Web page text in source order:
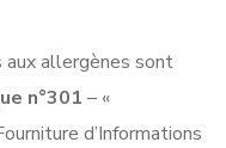
aux allergènes sont
n°301 – «
d’Informations